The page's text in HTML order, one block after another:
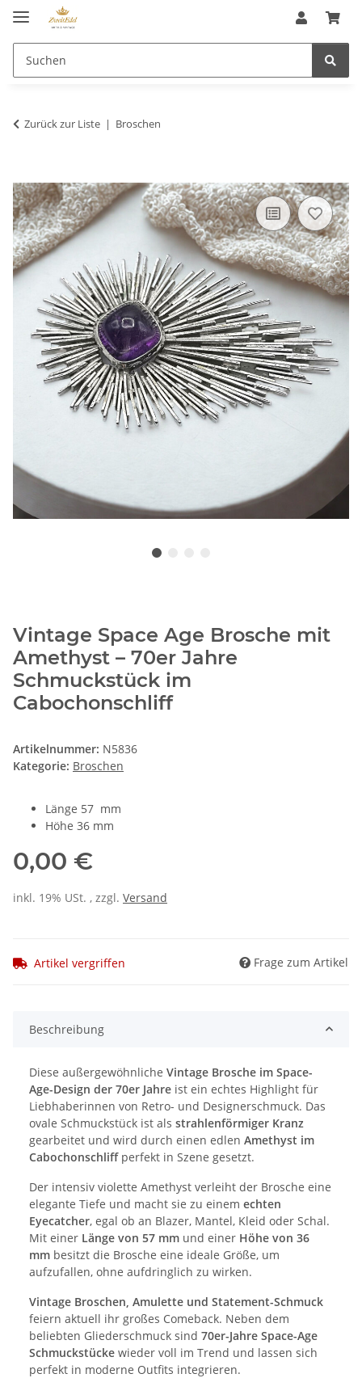
Zurück zur Liste Broschen
Vintage Space Age Brosche mit
Amethyst – 70er Jahre
Schmuckstück im
Cabochonschliff
Artikelnummer: N5836
Kategorie: Broschen
Länge 57 mm
Höhe 36 mm
0,00 €
inkl. 19% USt. , zzgl. Versand
Artikel vergriffen Frage zum Artikel
Beschreibung
Diese außergewöhnliche Vintage Brosche im Space-
Age-Design der 70er Jahre ist ein echtes Highlight für
Liebhaberinnen von Retro- und Designerschmuck. Das
ovale Schmuckstück ist als strahlenförmiger Kranz
gearbeitet und wird durch einen edlen Amethyst im
Cabochonschliffperfekt in Szene gesetzt.
Der intensiv violette Amethyst verleiht der Brosche eine
elegante Tiefe und macht sie zu einem echten
Eyecatcher, egal ob an Blazer, Mantel, Kleid oder Schal.
Mit einer Länge von 57 mm und einer Höhe von 36
mm besitzt die Brosche eine ideale Größe, um
aufzufallen, ohne aufdringlich zu wirken.
Vintage Broschen, Amulette und Statement-Schmuck
feiern aktuell ihr großes Comeback. Neben dem
beliebten Gliederschmuck sind 70er-Jahre Space-Age
Schmuckstücke wieder voll im Trend und lassen sich
perfekt in moderne Outfits integrieren.